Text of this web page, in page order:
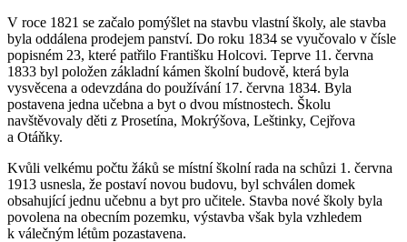
V roce 1821 se začalo pomýšlet na stavbu vlastní školy, ale stavba
byla oddálena prodejem panství. Do roku 1834 se vyučovalo v čísle
popisném 23, které patřilo Františku Holcovi. Teprve 11. června
1833 byl položen základní kámen školní budově, která byla
vysvěcena a odevzdána do používání 17. června 1834. Byla
postavena jedna učebna a byt o dvou místnostech. Školu
navštěvovaly děti z Prosetína, Mokrýšova, Leštinky, Cejřova
a Otáňky.
Kvůli velkému počtu žáků se místní školní rada na schůzi 1. června
1913 usnesla, že postaví novou budovu, byl schválen domek
obsahující jednu učebnu a byt pro učitele. Stavba nové školy byla
povolena na obecním pozemku, výstavba však byla vzhledem
k válečným létům pozastavena.